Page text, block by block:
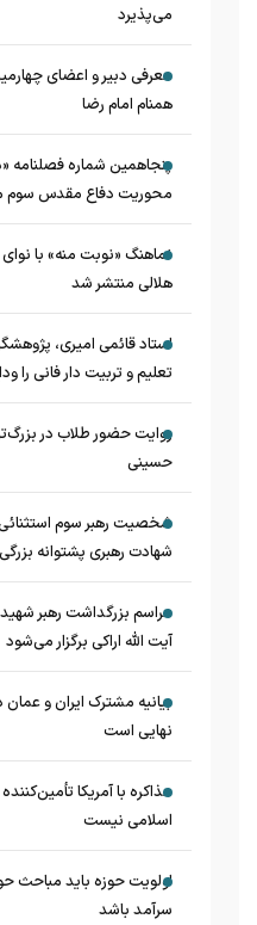
می‌پذیرد
معرفی دبیر و اعضای
همنام امام رضا
پنجاهمین شماره فصلنامه
محوریت دفاع مقدس سوم
نماهنگ «نوبت منه» با
هلالی منتشر شد
استاد قائمی امیری،
تعلیم و تربیت دار فانی را
روایت حضور طلاب در
حسینی
شخصیت رهبر سوم
شهادت رهبری پشتوانه
مراسم بزرگداشت رهبر
آیت الله اراکی برگزار می‌شود
بیانیه مشترک ایران و
نهایی است
مذاکره با آمریکا
اسلامی نیست
اولویت حوزه باید مباحث
سرآمد باشد